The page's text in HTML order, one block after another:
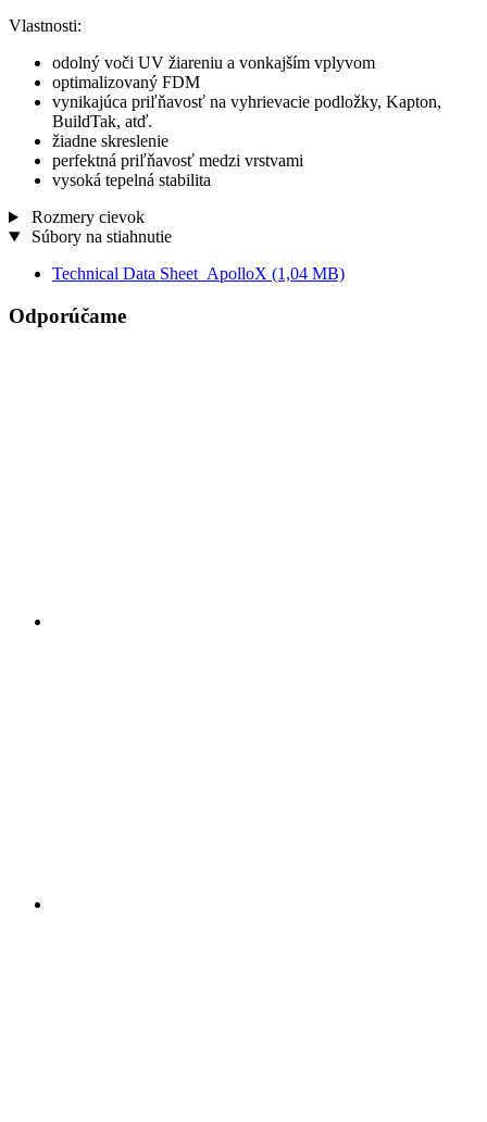
Vlastnosti:
odolný voči UV žiareniu a vonkajším vplyvom
optimalizovaný FDM
vynikajúca priľňavosť na vyhrievacie podložky, Kapton,
BuildTak, atď.
žiadne skreslenie
perfektná priľňavosť medzi vrstvami
vysoká tepelná stabilita
Rozmery cievok
Súbory na stiahnutie
Technical Data Sheet_ApolloX (1,04 MB)
Odporúčame